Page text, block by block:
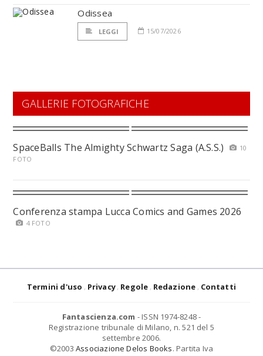
Odissea
LEGGI 15/07/2026
GALLERIE FOTOGRAFICHE
SpaceBalls The Almighty Schwartz Saga (A.S.S.)
10
FOTO
Conferenza stampa Lucca Comics and Games 2026
4 FOTO
Termini d'uso Privacy Regole Redazione Contatti
Fantascienza.com - ISSN 1974-8248 -
Registrazione tribunale di Milano, n. 521 del 5
settembre 2006.
©2003 Associazione Delos Books. Partita Iva